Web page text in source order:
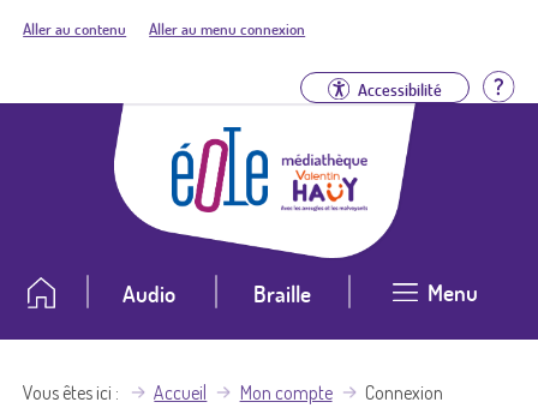
Aller au contenu Aller au menu connexion
Accessibilité
Audio Braille Menu
Vous êtes ici Accueil Mon compte Connexion